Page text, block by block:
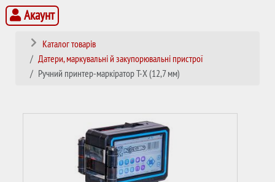
Акаунт
Каталог товарів
Датери, маркувальні й закупорювальні пристрої
Ручний принтер-маркіратор T-X (12,7 мм)